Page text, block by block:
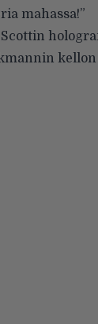
mahassa!”
kellon